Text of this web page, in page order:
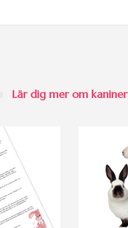
Lär dig mer om kaniner